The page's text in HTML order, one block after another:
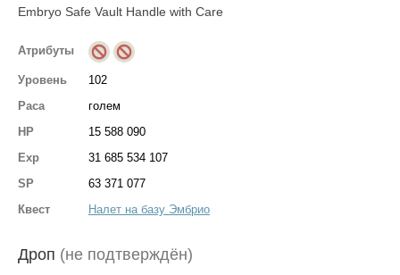
Embryo Safe Vault Handle with Care
Атрибуты
Уровень
102
Раса
голем
HP
15 588 090
Exp
31 685 534 107
SP
63 371 077
Квест
Налет на базу Эмбрио
Дроп (не подтверждён)